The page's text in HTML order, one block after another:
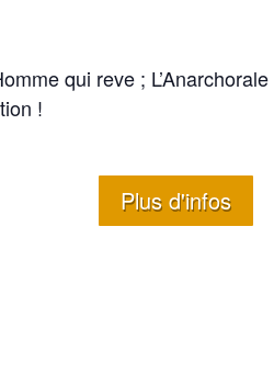
qui reve ;
!
Plus d'infos